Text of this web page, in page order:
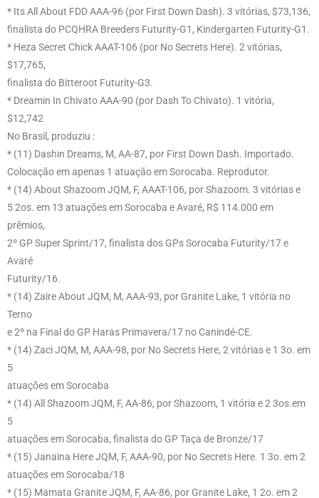
* Its All About FDD AAA-96 (por First Down Dash). 3 vitórias, $73,136,
finalista do PCQHRA Breeders Futurity-G1, Kindergarten Futurity-G1.
* Heza Secret Chick AAAT-106 (por No Secrets Here). 2 vitórias,
$17,765,
finalista do Bitteroot Futurity-G3.
* Dreamin In Chivato AAA-90 (por Dash To Chivato). 1 vitória,
$12,742
No Brasil, produziu :
* (11) Dashin Dreams, M, AA-87, por First Down Dash. Importado.
Colocação em apenas 1 atuação em Sorocaba. Reprodutor.
* (14) About Shazoom JQM, F, AAAT-106, por Shazoom. 3 vitórias e
5 2os. em 13 atuações em Sorocaba e Avaré, R$ 114.000 em
prêmios,
2º GP Super Sprint/17, finalista dos GPs Sorocaba Futurity/17 e
Avaré
Futurity/16.
* (14) Zaire About JQM, M, AAA-93, por Granite Lake, 1 vitória no
Terno
e 2º na Final do GP Haras Primavera/17 no Canindé-CE.
* (14) Zaci JQM, M, AAA-98, por No Secrets Here, 2 vitórias e 1 3o. em
5
atuações em Sorocaba
* (14) All Shazoom JQM, F, AA-86, por Shazoom, 1 vitória e 2 3os.em
5
atuações em Sorocaba, finalista do GP Taça de Bronze/17
* (15) Janaina Here JQM, F, AAA-90, por No Secrets Here. 1 3o. em 2
atuações em Sorocaba/18
* (15) Mamata Granite JQM, F, AA-86, por Granite Lake, 1 2o. em 2